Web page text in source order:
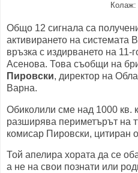
Колаж:
Общо 12 сигнала са
активирането на системата
връзка с издирването на
Асенова. Това съобщи на
Пировски, директор на
Варна.
Обиколили сме над 1000 кв.
разширява периметърът на
комисар Пировски, цитиран
Той апелира хората да се
а не на свои познати или